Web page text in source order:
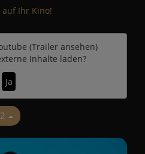
auf Ihr Kino!
(Trailer ansehen)
Inhalte laden?
Ja